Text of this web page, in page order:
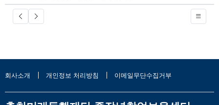
회사소개 개인정보 처리방침 이메일무단수집거부